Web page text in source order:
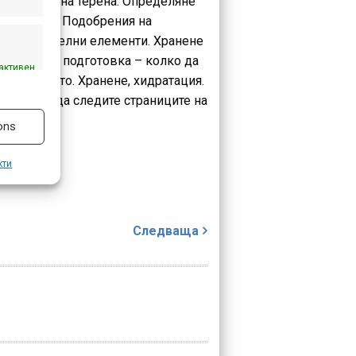
Подобрения на
елементи. Хранене
подготовка – колко да
Хранене, хидратация.
да следите страниците на
Следваща